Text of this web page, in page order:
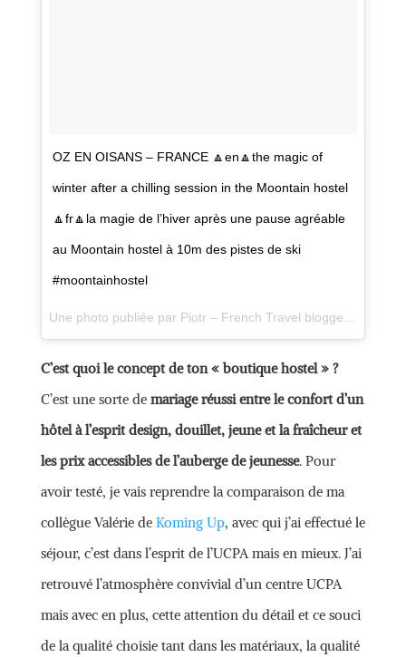
OZ EN OISANS – FRANCE 🔼en🔼the magic of
winter after a chilling session in the Moontain hostel
🔼fr🔼la magie de l’hiver après une pause agréable
au Moontain hostel à 10m des pistes de ski
#moontainhostel
Une photo publiée par Piotr – French Travel blogger🌍 (@bienvoyager) le
C’est quoi le concept de ton « boutique hostel » ?
C’est une sorte demariage réussi entre le confort d’un
hôtel à l’esprit design, douillet, jeune et la fraîcheur et
les prix accessibles de l’auberge de jeunesse. Pour
avoir testé, je vais reprendre la comparaison de ma
collègue Valérie de Koming Up, avec qui j’ai effectué le
séjour, c’est dans l’esprit de l’UCPA mais en mieux. J’ai
retrouvé l’atmosphère convivial d’un centre UCPA
mais avec en plus, cette attention du détail et ce souci
de la qualité choisie tant dans les matériaux, la qualité